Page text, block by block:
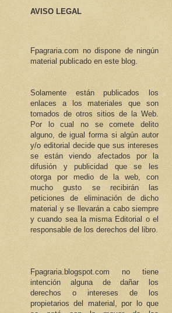
AVISO LEGAL
Fpagraria.com no dispone de ningún
material publicado en este blog.
Solamente están publicados los
enlaces a los materiales que son
tomados de otros sitios de la Web.
Por lo cual no se comete delito
alguno, de igual forma si algún autor
y/o editorial decide que sus intereses
se están viendo afectados por la
difusión y publicidad que se les
otorga por medio de la web, con
mucho gusto se recibirán las
peticiones de eliminación de dicho
material y se llevarán a cabo siempre
y cuando sea la misma Editorial o el
responsable de los derechos del libro.
Fpagraria.blogspot.com no tiene
intención alguna de dañar los
derechos o intereses de los
propietarios del material, por lo que